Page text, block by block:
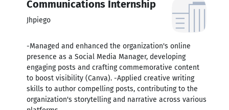
Communications Internship
Jhpiego
-Managed and enhanced the organization's online
presence as a Social Media Manager, developing
engaging posts and crafting commemorative content
to boost visibility (Canva). -Applied creative writing
skills to author compelling posts, contributing to the
organization's storytelling and narrative across various